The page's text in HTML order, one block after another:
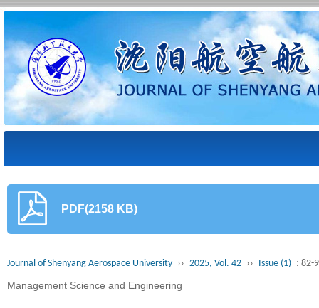
PDF(2158 KB)
Journal of Shenyang Aerospace University ›› 2025, Vol. 42 ›› Issue (1) : 82-
Management Science and Engineering